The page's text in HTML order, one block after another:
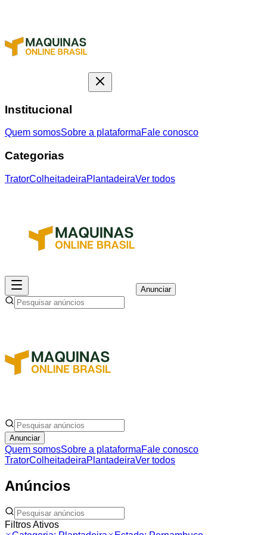
Institucional
Quem somosSobre a plataformaFale conosco
Categorias
TratorColheitadeiraPlantadeiraVer todos
Anunciar
Anunciar
Quem somosSobre a plataformaFale conosco
TratorColheitadeiraPlantadeiraVer todos
Anúncios
Filtros Ativos